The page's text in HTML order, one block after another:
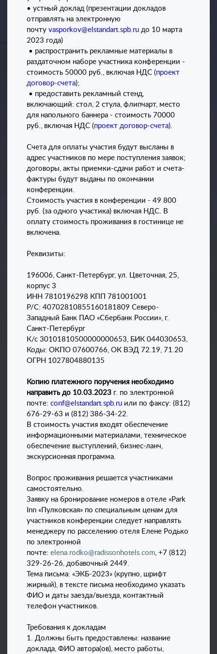
• устный доклад (презентации докладов
отправлять на электронную
почту vasporkov@elstandart.spb.ru до 10 марта
2023 года)
• распространить рекламные материалы в
раздаточном наборе участника конференции -
стоимость 50000 руб., включая НДС (проект
договор-счета);
• предоставить рекламный стенд,
включающий: стол, 2 стула, флипчарт, место
для напольного баннера - стоимость 70000
руб., включая НДС (проект договор-счета).
Счета для оплаты участия будут высланы в
адрес участников по мере поступления заявок;
договоры, акты приемки-сдачи работ и счета-
фактуры будут выданы по окончании
конференции.
Стоимость участия в конференции - 49 800
руб. (за одного участика) включая НДС. В
оплату стоимость проживания в гостинице не
включена.
Реквизиты:
196006, Санкт-Петербург, ул. Цветочная, 25,
корпус 3
ИНН 7810196298 КПП 781001001
Р/С: 40702810855160181809 Северо-
Западный Банк ПАО «Сбербанк России», г.
Санкт-Петербург
К/с 30101810500000000653, БИК 044030653,
Коды: ОКПО 07600766, ОК ВЭД 72.19, 71.20
ОГРН 1027804880135
Копию платежного поручения необходимо
направить до 10.03.2023 г. по электронной
почте: conf@elstandart.spb.ru или по факсу: (812)
676-29-63 и (812) 386-34-22.
В стоимость участия входят обеспечение
информационными материалами, техническое
обеспечение выступлений, бизнес-ланч,
экскурсионная программа.
Вопрос проживания решается участниками
самостоятельно.
Заявку на бронирование номеров в отеле «Park
Inn «Пулковская» по специальным ценам для
участников конференции следует направлять
менеджеру по расселению отеля Елене Родько
по электронной
почте: elena.rodko@radissonhotels.com, +7 (812)
329-26-26, добавочный 2449.
Тема письма: «ЭКБ-2023» (крупно, шрифт
жирный), в тексте письма необходимо указать
ФИО и даты заезда/выезда, контактный
телефон участников.
Требования к докладам
1. Должны быть предоставлены: название
доклада, ФИО автора(ов), место работы,